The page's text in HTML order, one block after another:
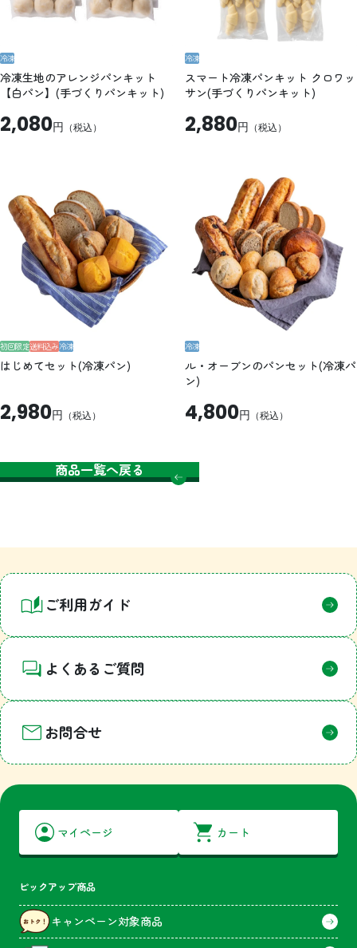
冷凍
冷凍生地のアレンジパンキット
【白パン】(手づくりパンキット)
2,080円 （税込）
冷凍
スマート冷凍パンキット クロワッ
サン(手づくりパンキット)
2,880円 （税込）
初回限定送料込み冷凍
はじめてセット(冷凍パン)
2,980円 （税込）
冷凍
ル・オーブンのパンセット(冷凍パ
ン)
4,800円 （税込）
商品一覧へ戻る
ご利用ガイド
よくあるご質問
お問合せ
マイページ カート
ピックアップ商品
キャンペーン対象商品